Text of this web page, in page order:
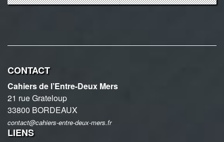
CONTACT
Cahiers de l’Entre-Deux Mers
21 rue Grateloup
33800 BORDEAUX
contact@cahiers-entre-deux-mers.fr
LIENS